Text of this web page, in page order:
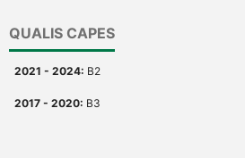
QUALIS CAPES
2021 - 2024: B2
2017 - 2020: B3